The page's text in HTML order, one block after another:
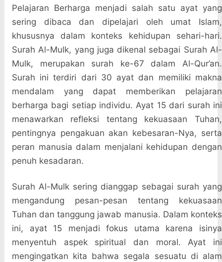
Pelajaran Berharga menjadi salah satu ayat yang
sering dibaca dan dipelajari oleh umat Islam,
khususnya dalam konteks kehidupan sehari-hari.
Surah Al-Mulk, yang juga dikenal sebagai Surah Al-
Mulk, merupakan surah ke-67 dalam Al-Qur’an.
Surah ini terdiri dari 30 ayat dan memiliki makna
mendalam yang dapat memberikan pelajaran
berharga bagi setiap individu. Ayat 15 dari surah ini
menawarkan refleksi tentang kekuasaan Tuhan,
pentingnya pengakuan akan kebesaran-Nya, serta
peran manusia dalam menjalani kehidupan dengan
penuh kesadaran.
Surah Al-Mulk sering dianggap sebagai surah yang
mengandung pesan-pesan tentang kekuasaan
Tuhan dan tanggung jawab manusia. Dalam konteks
ini, ayat 15 menjadi fokus utama karena isinya
menyentuh aspek spiritual dan moral. Ayat ini
mengingatkan kita bahwa segala sesuatu di alam